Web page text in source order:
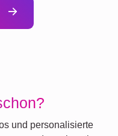
und personalisierte